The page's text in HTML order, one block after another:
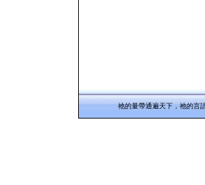
祂的量帶通遍天下，祂的言